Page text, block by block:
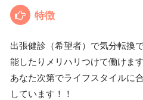
特徴
出張健診（希望者）で気分転換
能したりメリハリつけて働けます
あなた次第でライフスタイルに
しています！！